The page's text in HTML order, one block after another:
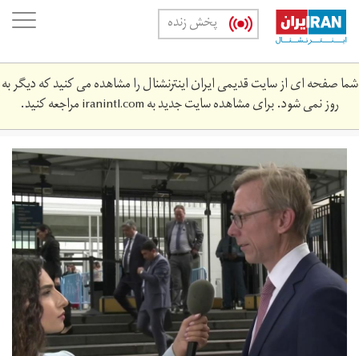
Skip
main
content
پخش زنده
شما صفحه ای از سایت قدیمی ایران اینترنشنال را مشاهده می کنید که دیگر به
روز نمی شود. برای مشاهده سایت جدید بهiranintl.comمراجعه کنید.
2bryn_hwkh.jpg